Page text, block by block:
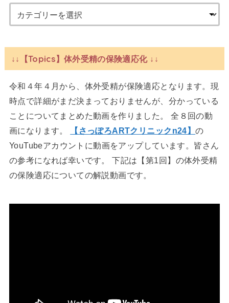
↓↓【Topics】体外受精の保険適応化 ↓↓
令和４年４月から、体外受精が保険適応となります。現
時点で詳細がまだ決まっておりませんが、分かっている
ことについてまとめた動画を作りました。 全８回の動
画になります。
【さっぽろARTクリニックn24】の
YouTubeアカウントに動画をアップしています。皆さん
の参考になれば幸いです。 下記は【第1回】の体外受精
の保険適応についての解説動画です。